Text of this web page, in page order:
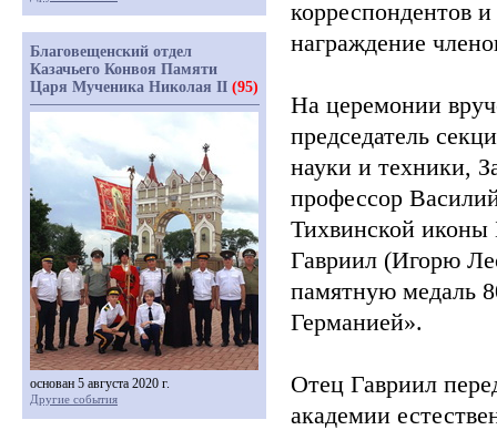
корреспондентов
награждение
На церемонии
председатель
науки и техники,
профессор
Тихвинской иконы
Гавриил (Игорю
памятную медаль
Германией».
Отец Гавриил
академии
Благовещенский отдел
Казачьего Конвоя Памяти
Царя Мученика Николая II (95)
основан 5 августа 2020 г.
Другие события